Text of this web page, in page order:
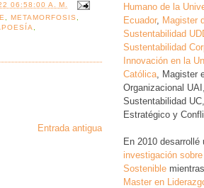
06:58:00 A. M.
METAMORFOSIS
Entrada antigua
Humano de la
Ecuador, Magister
Sustentabilidad
Sustentabilidad
Innovación en la
Católica , Magister
Organizacional
Sustentabilidad
Estratégico y
En 2010 desarrollé
investigación
Sostenible
Master en